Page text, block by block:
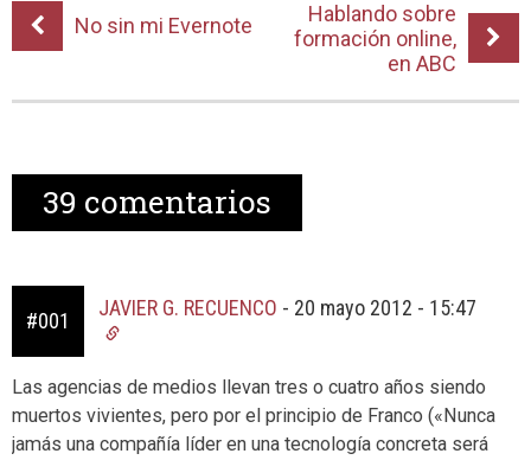
No sin mi Evernote
Hablando sobre
formación online,
en ABC
39 comentarios
#001
JAVIER G. RECUENCO - 20 mayo 2012 - 15:47
Las agencias de medios llevan tres o cuatro años siendo
muertos vivientes, pero por el principio de Franco («Nunca
jamás una compañía líder en una tecnología concreta será